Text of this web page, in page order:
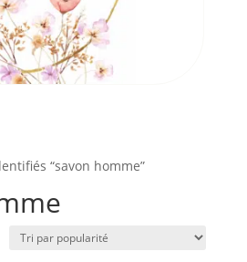
“savon homme”